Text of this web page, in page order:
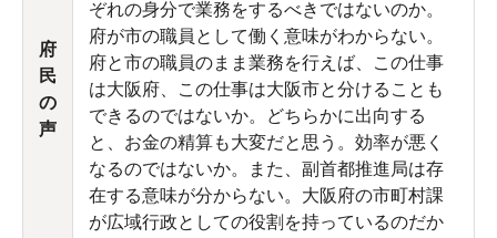
府
民
の
声
ぞれの身分で業務をするべきではないのか。
府が市の職員として働く意味がわからない。
府と市の職員のまま業務を行えば、この仕事
は大阪府、この仕事は大阪市と分けることも
できるのではないか。どちらかに出向する
と、お金の精算も大変だと思う。効率が悪く
なるのではないか。また、副首都推進局は存
在する意味が分からない。大阪府の市町村課
が広域行政としての役割を持っているのだか